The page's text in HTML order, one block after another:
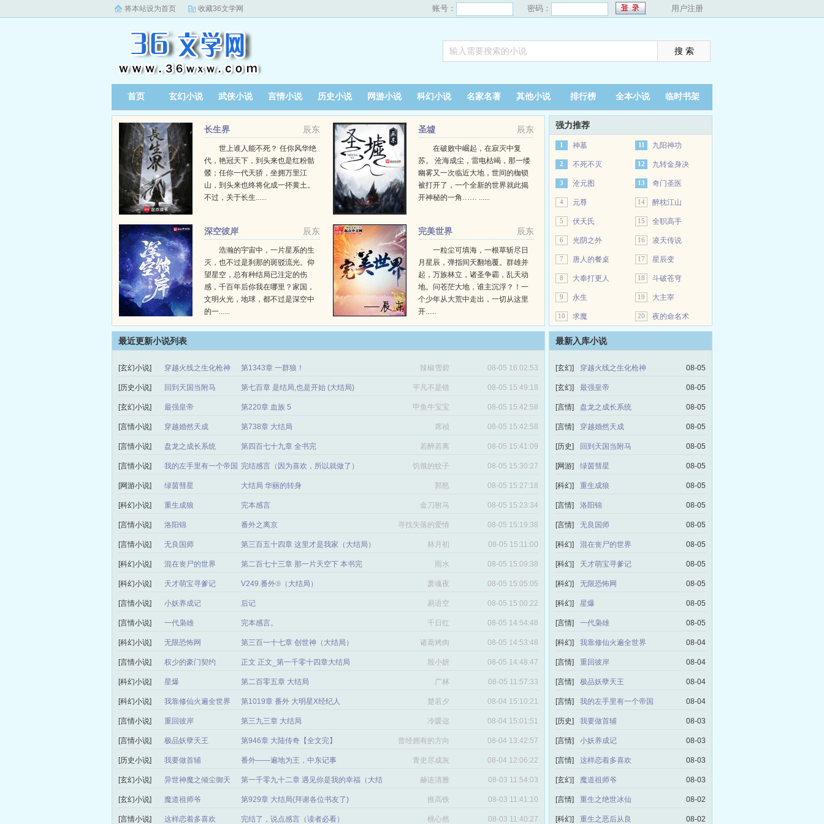
将本站设为首页 收藏36文学网 账号： 密码： 用户注册
首页 玄幻小说 武侠小说 言情小说 历史小说 网游小说 科幻小说 名家名著 其他小说 排行榜 全本小说 临时书架
辰东
长生界
世上谁人能不死？ 任你风华绝
代，艳冠天下，到头来也是红粉骷
髅；任你一代天骄，坐拥万里江
山，到头来也终将化成一抔黄土。
不过，关于长生......
辰东
圣墟
在破败中崛起，在寂灭中复
苏。 沧海成尘，雷电枯竭，那一缕
幽雾又一次临近大地，世间的枷锁
被打开了，一个全新的世界就此揭
开神秘的一角…… ......
辰东
深空彼岸
浩瀚的宇宙中，一片星系的生
灭，也不过是刹那的斑驳流光。仰
望星空，总有种结局已注定的伤
感，千百年后你我在哪里？家国，
文明火光，地球，都不过是深空中
的一......
辰东
完美世界
一粒尘可填海，一根草斩尽日
月星辰，弹指间天翻地覆。群雄并
起，万族林立，诸圣争霸，乱天动
地。问苍茫大地，谁主沉浮？！一
个少年从大荒中走出，一切从这里
开......
强力推荐
1 神墓
2 不死不灭
3 沧元图
4 元尊
5 伏天氏
6 光阴之外
7 唐人的餐桌
8 大奉打更人
9 永生
10 求魔
11 九阳神功
12 九转金身决
13 奇门圣医
14 醉枕江山
15 全职高手
16 凌天传说
17 星辰变
18 斗破苍穹
19 大主宰
20 夜的命名术
最近更新小说列表
[玄幻小说] 穿越火线之生化枪神 第1343章 一群狼！ 辣椒雪碧 08-05 16:02:53
[历史小说] 回到天国当附马 第七百章 是结局,也是开始 (大结局) 平凡不是错 08-05 15:49:18
[玄幻小说] 最强皇帝 第220章 血族 5 甲鱼牛宝宝 08-05 15:42:58
[言情小说] 穿越婚然天成 第738章 大结局 席祯 08-05 15:42:58
[言情小说] 盘龙之成长系统 第四百七十九章 全书完 若醉若离 08-05 15:41:09
[言情小说] 我的左手里有一个帝国 完结感言（因为喜欢，所以就做了） 饥饿的蚊子 08-05 15:30:27
[网游小说] 绿茵彗星 大结局 华丽的转身 郭怒 08-05 15:27:18
[科幻小说] 重生成狼 完本感言 金刀驸马 08-05 15:23:34
[言情小说] 洛阳锦 番外之离京 寻找失落的爱情 08-05 15:19:38
[言情小说] 无良国师 第三百五十四章 这里才是我家（大结局） 林月初 08-05 15:11:00
[科幻小说] 混在丧尸的世界 第二百七十三章 那一片天空下 本书完 雨水 08-05 15:09:38
[科幻小说] 天才萌宝寻爹记 V249.番外⑨（大结局） 萧魂夜 08-05 15:05:05
[言情小说] 小妖养成记 后记 易语空 08-05 15:00:22
[言情小说] 一代枭雄 完本感言。 千日红 08-05 14:54:48
[科幻小说] 无限恐怖网 第三百一十七章 创世神（大结局） 诸葛烤肉 08-05 14:53:48
[言情小说] 权少的豪门契约 正文 正文_第一千零十四章大结局 殷小妍 08-05 14:48:47
[科幻小说] 星爆 第二百零五章 大结局 广林 08-05 11:57:33
[科幻小说] 我靠修仙火遍全世界 第1019章 番外 大明星X经纪人 楚若夕 08-04 15:10:21
[言情小说] 重回彼岸 第三九三章 大结局 冷嗳迩 08-04 15:01:51
[言情小说] 极品妖孽天王 第946章 大陆传奇【全文完】
曾经拥有的方向
感
08-04 13:42:57
[历史小说] 我要做首辅 番外——遍地为王，中东记事 青史尽成灰 08-04 12:06:22
[玄幻小说] 异世神魔之倾尘御天
第一千零九十二章 遇见你是我的幸福（大结
局）
赫连清雅 08-03 11:54:03
[玄幻小说] 魔道祖师爷 第929章 大结局(拜谢各位书友了) 推高铁 08-03 11:41:10
[言情小说] 这样恋着多喜欢 完结了，说点感言（读者必看） 桃心然 08-03 11:40:27
最新入库小说
[玄幻] 穿越火线之生化枪神 08-05
[玄幻] 最强皇帝 08-05
[言情] 盘龙之成长系统 08-05
[言情] 穿越婚然天成 08-05
[历史] 回到天国当附马 08-05
[网游] 绿茵彗星 08-05
[科幻] 重生成狼 08-05
[言情] 洛阳锦 08-05
[言情] 无良国师 08-05
[科幻] 混在丧尸的世界 08-05
[科幻] 天才萌宝寻爹记 08-05
[科幻] 无限恐怖网 08-05
[科幻] 星爆 08-05
[言情] 一代枭雄 08-05
[科幻] 我靠修仙火遍全世界 08-04
[言情] 重回彼岸 08-04
[言情] 极品妖孽天王 08-04
[言情] 我的左手里有一个帝国 08-04
[历史] 我要做首辅 08-03
[言情] 小妖养成记 08-03
[言情] 这样恋着多喜欢 08-03
[玄幻] 魔道祖师爷 08-03
[言情] 重生之绝世冰仙 08-02
[科幻] 重生之恶后从良 08-02